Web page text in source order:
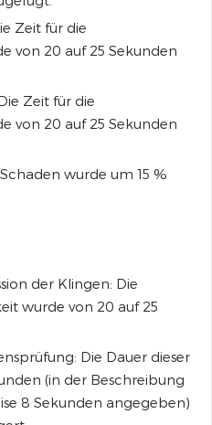
Zeit für die
von 20 auf 25 Sekunden
Zeit für die
von 20 auf 25 Sekunden
wurde um 15 %
der Klingen: Die
wurde von 20 auf 25
Die Dauer dieser
(in der Beschreibung
8 Sekunden angegeben)